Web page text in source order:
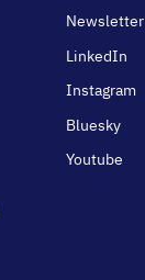
Newsletter
LinkedIn
Instagram
Bluesky
Youtube